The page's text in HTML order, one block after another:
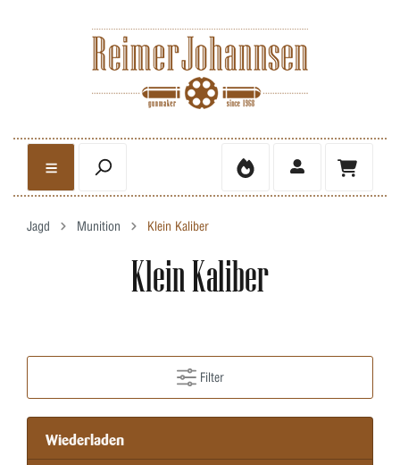
Jagd Munition Klein Kaliber
Klein Kaliber
Filter
Wiederladen